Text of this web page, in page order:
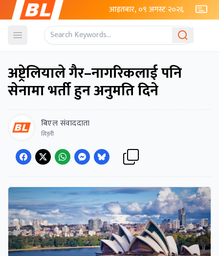
आइतबार, ०९ अगस्ट २०२६
Open menu
अष्ट्रेलियाले गैर–नागरिकलाई पनि
सेनामा भर्ती हुन अनुमति दिने
बिएल संवाददाता
सिड्नी